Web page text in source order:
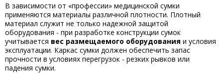
В зависимости от «профессии» медицинской сумки
применяются материалы различной плотности. Плотный
материал служит не только надежной защитой
оборудования - при разработке конструкции сумок
учитывается вес размещаемого оборудования и условия
эксплуатации. Каркас сумки должен обеспечить запас
прочности в условиях перегрузок - резких рывков или
падения сумки.